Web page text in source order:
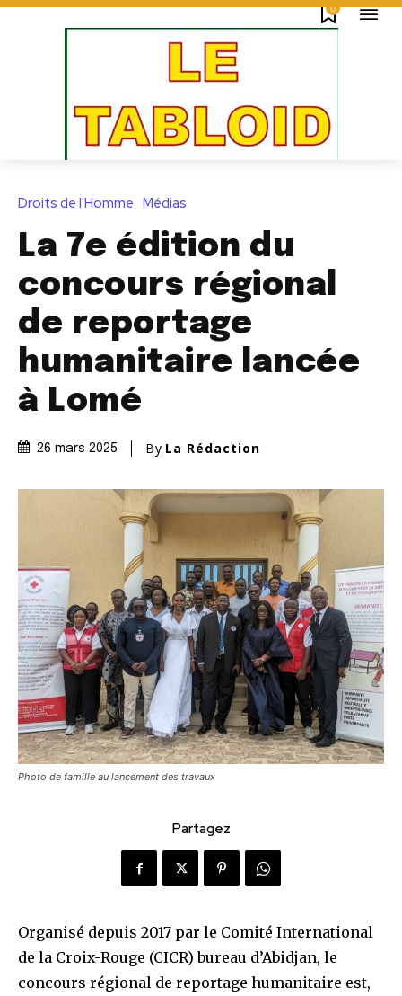
0
Droits de l'Homme Médias
La 7e édition du
concours régional
de reportage
humanitaire lancée
à Lomé
26 mars 2025 By La Rédaction
Photo de famille au lancement des travaux
Partagez
Organisé depuis 2017 par le Comité International
de la Croix-Rouge (CICR) bureau d’Abidjan, le
concours régional de reportage humanitaire est,